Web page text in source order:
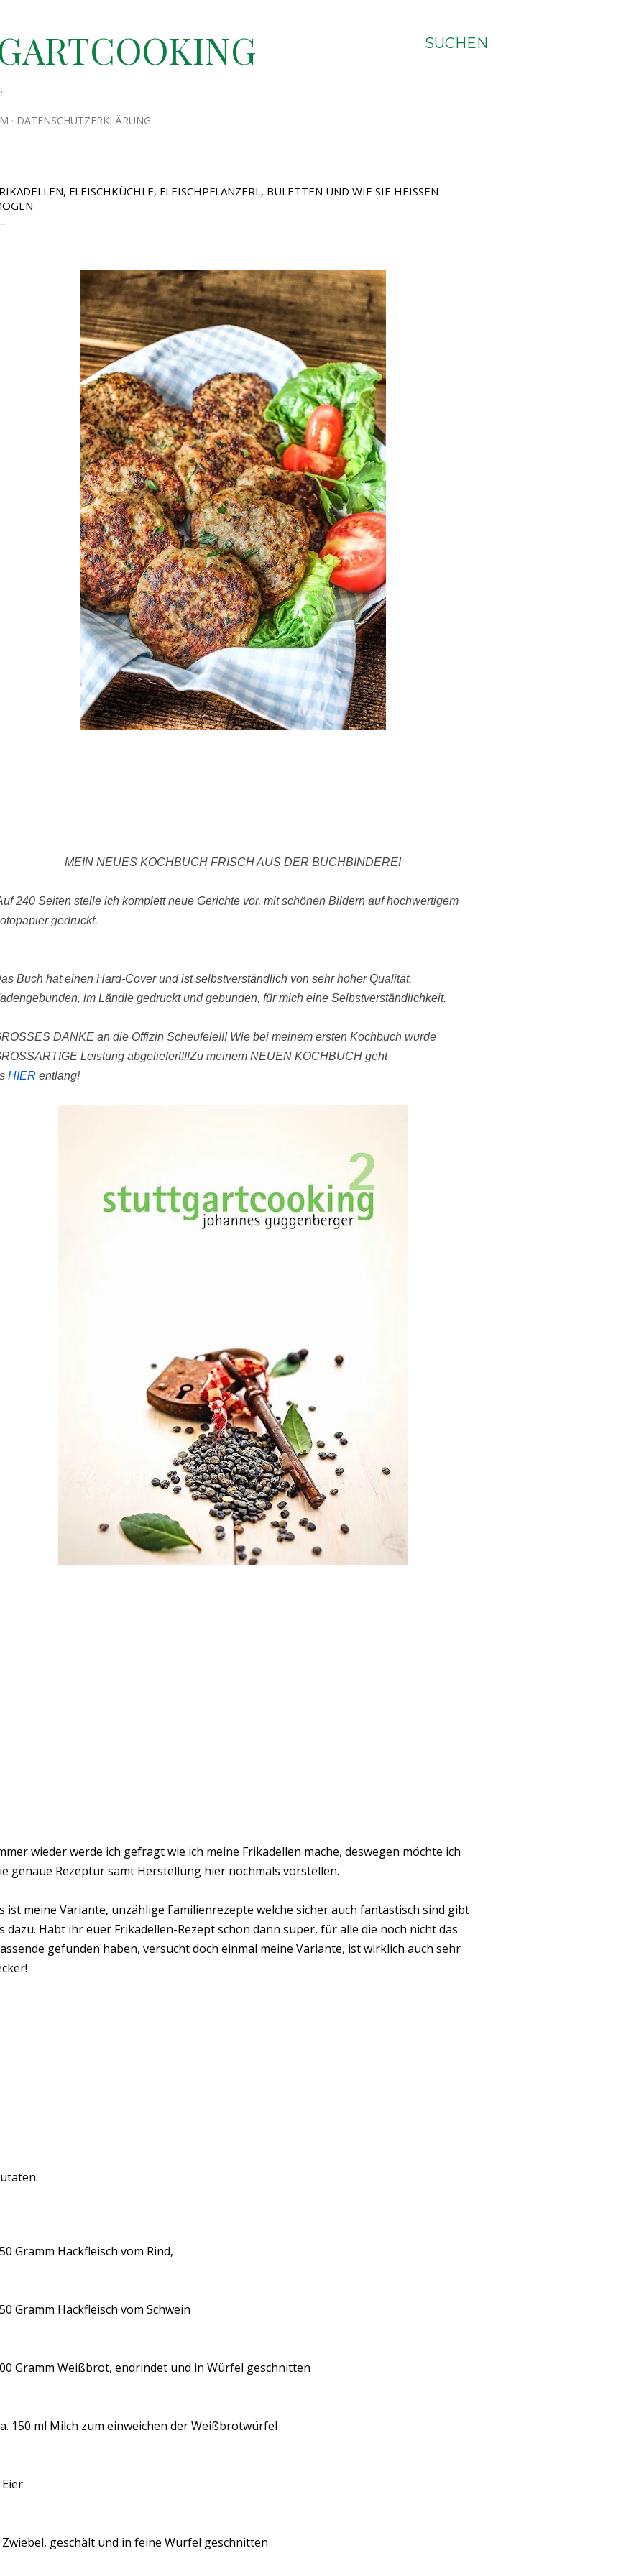
SUCHEN
DATENSCHUTZERKLÄRUNG
FLEISCHKÜCHLE, FLEISCHPFLANZERL, BULETTEN UND WIE SIE HEISSEN M
MEIN NEUES KOCHBUCH FRISCH AUS DER BUCHBINDEREI
240 Seiten stelle ich komplett neue Gerichte vor, mit schönen Bildern auf hochwertigem
gedruckt.
Buch hat einen Hard-Cover und ist selbstverständlich von sehr hoher Qualität.
im Ländle gedruckt und gebunden, für mich eine Selbstverständlichkeit.
DANKE an die Offizin Scheufele!!! Wie bei meinem ersten Kochbuch wurde
Leistung abgeliefert!!!Zu meinem NEUEN KOCHBUCH geht
HIER entlang!
wieder werde ich gefragt wie ich meine Frikadellen mache, deswegen möchte ich
genaue Rezeptur samt Herstellung hier nochmals vorstellen.
ist meine Variante, unzählige Familienrezepte welche sicher auch fantastisch sind gibt
dazu. Habt ihr euer Frikadellen-Rezept schon dann super, für alle die noch nicht das
gefunden haben, versucht doch einmal meine Variante, ist wirklich auch sehr
Gramm Hackfleisch vom Rind,
Gramm Hackfleisch vom Schwein
Gramm Weißbrot, endrindet und in Würfel geschnitten
150 ml Milch zum einweichen der Weißbrotwürfel
geschält und in feine Würfel geschnitten